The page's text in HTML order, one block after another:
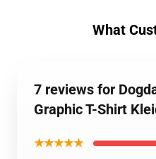
What
7 reviews for
Graphic T-Shirt
★★★★★